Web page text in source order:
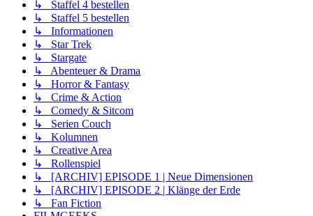
↳ Staffel 4 bestellen
↳ Staffel 5 bestellen
↳ Informationen
↳ Star Trek
↳ Stargate
↳ Abenteuer & Drama
↳ Horror & Fantasy
↳ Crime & Action
↳ Comedy & Sitcom
↳ Serien Couch
↳ Kolumnen
↳ Creative Area
↳ Rollenspiel
↳ [ARCHIV] EPISODE 1 | Neue Dimensionen
↳ [ARCHIV] EPISODE 2 | Klänge der Erde
↳ Fan Fiction